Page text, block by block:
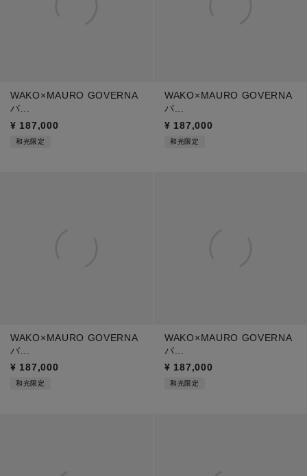
WAKO×MAURO GOVERNA
バ...
¥ 187,000
和光限定
WAKO×MAURO GOVERNA
バ...
¥ 187,000
和光限定
WAKO×MAURO GOVERNA
バ...
¥ 187,000
和光限定
WAKO×MAURO GOVERNA
バ...
¥ 187,000
和光限定